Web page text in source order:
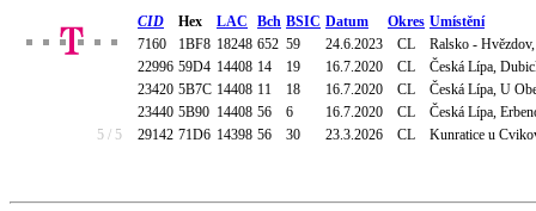
CID Hex LAC Bch BSIC Datum Okres Umístění
7160
1BF8 18248 652 59 24.6.2023 CL
Ralsko -
22996 59D4 14408 14 19 16.7.2020 CL
Česká Lípa,
23420 5B7C 14408 11 18 16.7.2020 CL
Česká Lípa, U
23440 5B90 14408 56 6 16.7.2020 CL
Česká Lípa,
5 / 5
29142 71D6 14398 56 30 23.3.2026 CL Kunratice u